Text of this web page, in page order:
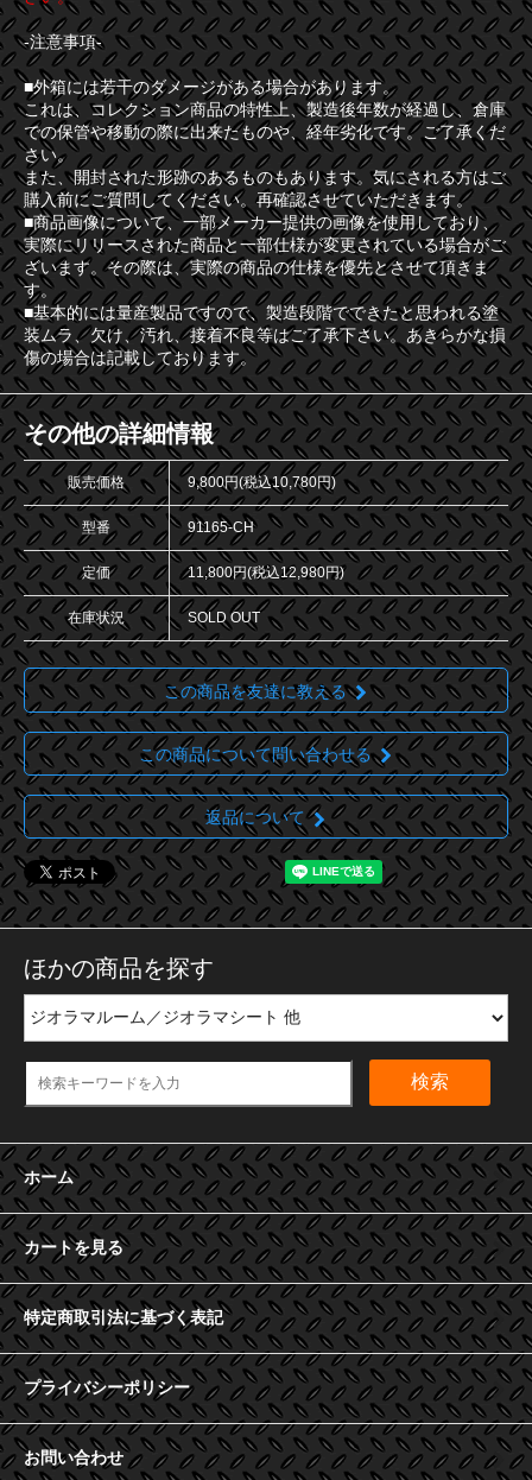
-注意事項-
■外箱には若干のダメージがある場合があります。
これは、コレクション商品の特性上、製造後年数が経過し、倉庫
での保管や移動の際に出来たものや、経年劣化です。ご了承くだ
さい。
また、開封された形跡のあるものもあります。気にされる方はご
購入前にご質問してください。再確認させていただきます。
■商品画像について、一部メーカー提供の画像を使用しており、
実際にリリースされた商品と一部仕様が変更されている場合がご
ざいます。その際は、実際の商品の仕様を優先とさせて頂きま
す。
■基本的には量産製品ですので、製造段階でできたと思われる塗
装ムラ、欠け、汚れ、接着不良等はご了承下さい。あきらかな損
傷の場合は記載しております。
その他の詳細情報
販売価格 9,800円(税込10,780円)
型番 91165-CH
定価 11,800円(税込12,980円)
在庫状況 SOLD OUT
この商品を友達に教える
この商品について問い合わせる
返品について
ほかの商品を探す
検索
ホーム
カートを見る
特定商取引法に基づく表記
プライバシーポリシー
お問い合わせ